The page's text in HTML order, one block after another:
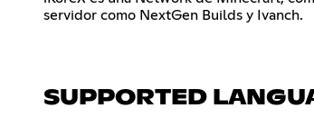
servidor como NextGen Builds y Ivanch.
SUPPORTED